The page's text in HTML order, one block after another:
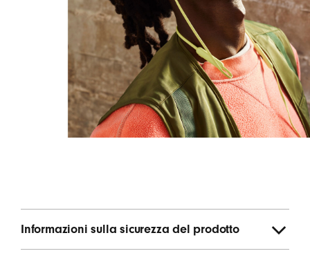
semplicissimi con dispositivi Apple diversi, un raggio
d’azione più ampio e meno perdite di connessione
Condivisione audio per ascoltare
contemporaneamente in wireless contenuti audio
come canzoni, podcast e film sui Beats Flex e su un
altro paio di cuffie o auricolari Beats2o di AirPods
Utilizza l’app Dov’è sul tuo dispositivo iOS per far
suonare Beats Flex5,6e individuare le tue cuffie o i
Informazioni sulla sicurezza del prodotto